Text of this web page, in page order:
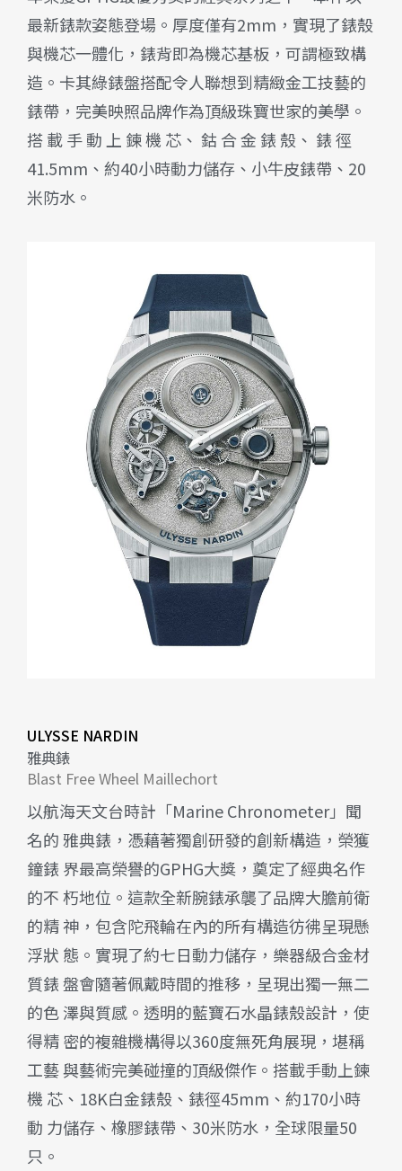
最新錶款姿態登場。厚度僅有2mm，實現了錶殼
與機芯一體化，錶背即為機芯基板，可謂極致構
造。卡其綠錶盤搭配令人聯想到精緻金工技藝的
錶帶，完美映照品牌作為頂級珠寶世家的美學。
搭 載 手 動 上 鍊 機 芯、 鈷 合 金 錶 殼、 錶 徑
41.5mm、約40小時動力儲存、小牛皮錶帶、20
米防水。
ULYSSE NARDIN
雅典錶
Blast Free Wheel Maillechort
以航海天文台時計「Marine Chronometer」聞
名的 雅典錶，憑藉著獨創研發的創新構造，榮獲
鐘錶 界最高榮譽的GPHG大獎，奠定了經典名作
的不 朽地位。這款全新腕錶承襲了品牌大膽前衛
的精 神，包含陀飛輪在內的所有構造彷彿呈現懸
浮狀 態。實現了約七日動力儲存，樂器級合金材
質錶 盤會隨著佩戴時間的推移，呈現出獨一無二
的色 澤與質感。透明的藍寶石水晶錶殼設計，使
得精 密的複雜機構得以360度無死角展現，堪稱
工藝 與藝術完美碰撞的頂級傑作。搭載手動上鍊
機 芯、18K白金錶殼、錶徑45mm、約170小時
動 力儲存、橡膠錶帶、30米防水，全球限量50
只。